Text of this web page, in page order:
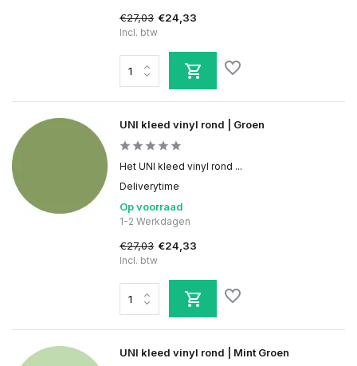
€27,03 €24,33
Incl. btw
UNI kleed vinyl rond | Groen
Het UNI kleed vinyl rond ...
Deliverytime
Op voorraad
1-2 Werkdagen
€27,03 €24,33
Incl. btw
UNI kleed vinyl rond | Mint Groen